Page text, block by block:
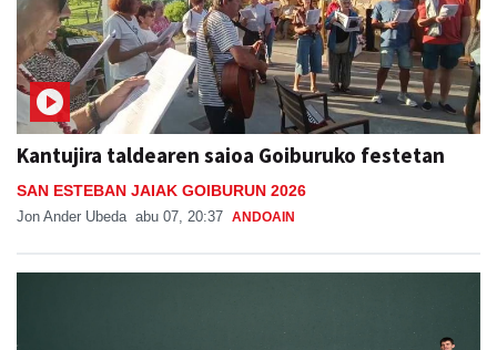
Kantujira taldearen saioa Goiburuko festetan
SAN ESTEBAN JAIAK GOIBURUN 2026
Jon Ander Ubeda abu 07, 20:37 ANDOAIN